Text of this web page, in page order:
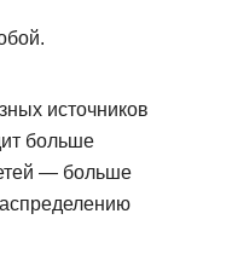
источников
больше
— больше